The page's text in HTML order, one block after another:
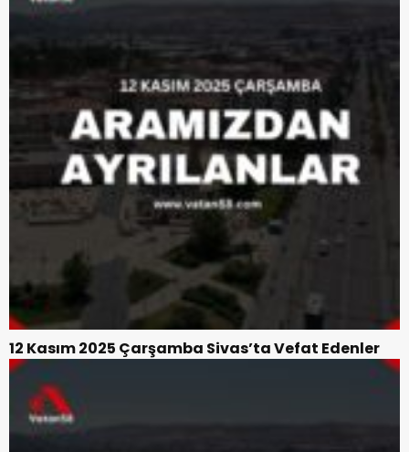
12 Kasım 2025 Çarşamba Sivas’ta Vefat Edenler